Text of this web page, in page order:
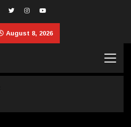
August 8, 2026